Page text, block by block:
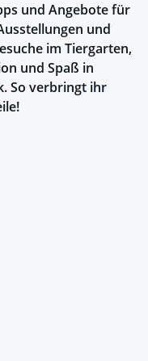
und Angebote für
und
im Tiergarten,
und Spaß in
So verbringt ihr